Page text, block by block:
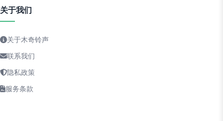
关于我们
关于木奇铃声
联系我们
隐私政策
服务条款